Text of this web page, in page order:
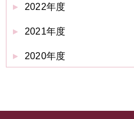
2022年度
2021年度
2020年度